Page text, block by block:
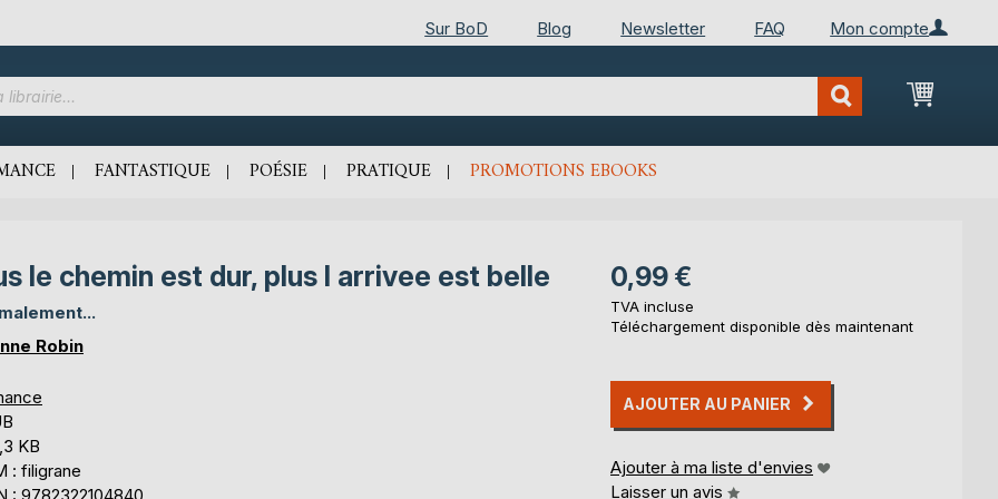
Mon compte
Sur BoD Blog Newsletter FAQ
Mon
FANTASTIQUE POÉSIE PRATIQUE PROMOTIONS EBOOKS
le chemin est dur, plus l arrivee est belle
Robin
KB
: filigrane
0,99 €
TVA incluse
Téléchargement disponible dès maintenant
AJOUTER AU PANIER
Ajouter à ma liste d'envies
Laisser un avis